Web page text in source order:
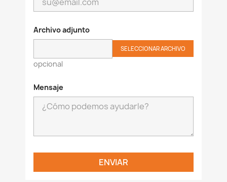
Archivo adjunto
SELECCIONAR ARCHIVO
opcional
Mensaje
Nombre de la lista de deseos